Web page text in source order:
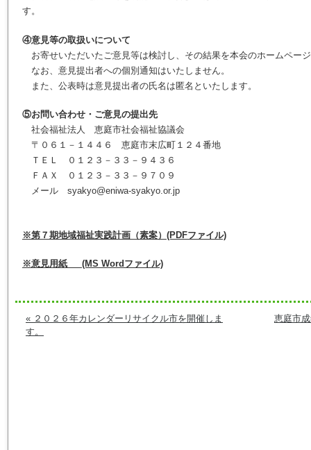
す。
④意見等の取扱いについて
お寄せいただいたご意見等は検討し、その結果を本会のホームペー
なお、意見提出者への個別通知はいたしません。
また、公表時は意見提出者の氏名は匿名といたします。
⑤お問い合わせ・ご意見の提出先
社会福祉法人 恵庭市社会福祉協議会
〒０６１－１４４６ 恵庭市末広町１２４番地
ＴＥＬ ０１２３－３３－９４３６
ＦＡＸ ０１２３－３３－９７０９
メール syakyo@eniwa-syakyo.or.jp
※第７期地域福祉実践計画（素案）(PDFファイル)
※意見用紙 (MS Wordファイル)
« ２０２６年カレンダーリサイクル市を開催しま
す。
恵庭市